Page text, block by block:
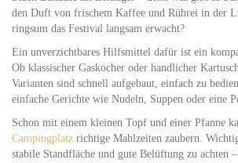
den Duft von frischem Kaffee und Rührei in der
ringsum das Festival langsam erwacht?
Ein unverzichtbares Hilfsmittel dafür ist ein
Ob klassischer Gaskocher oder handlicher
Varianten sind schnell aufgebaut, einfach zu
einfache Gerichte wie Nudeln, Suppen oder eine
Schon mit einem kleinen Topf und einer Pfanne
Campingplatz richtige Mahlzeiten zaubern.
stabile Standfläche und gute Belüftung zu achten